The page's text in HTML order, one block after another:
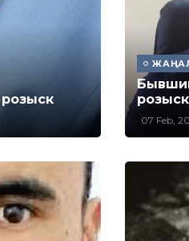
розыск
07 Feb,